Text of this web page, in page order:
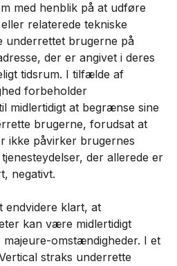
med henblik på at udføre
relaterede tekniske
underrettet brugerne på
der er angivet i deres
tidsrum. I tilfælde af
forbeholder
midlertidigt at begrænse sine
brugerne, forudsat at
ikke påvirker brugernes
der allerede er
negativt.
endvidere klart, at
kan være midlertidigt
omstændigheder. I et
straks underrette